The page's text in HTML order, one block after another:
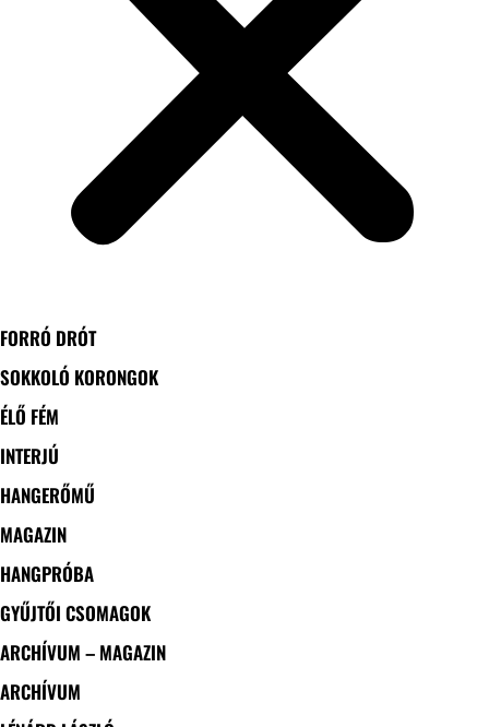
FORRÓ DRÓT
SOKKOLÓ KORONGOK
ÉLŐ FÉM
INTERJÚ
HANGERŐMŰ
MAGAZIN
HANGPRÓBA
GYŰJTŐI CSOMAGOK
ARCHÍVUM – MAGAZIN
ARCHÍVUM